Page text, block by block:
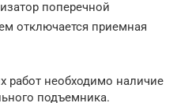
поперечной
отключается приемная
работ необходимо наличие
подъемника.